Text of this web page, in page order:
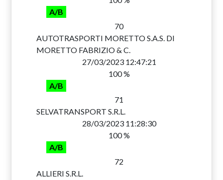
A/B
70
AUTOTRASPORTI MORETTO S.A.S. DI
MORETTO FABRIZIO & C.
27/03/2023 12:47:21
100 %
A/B
71
SELVATRANSPORT S.R.L.
28/03/2023 11:28:30
100 %
A/B
72
ALLIERI S.R.L.